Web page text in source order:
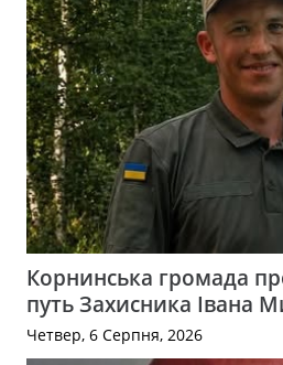
Корнинська громада
путь Захисника Івана
Четвер, 6 Серпня, 2026